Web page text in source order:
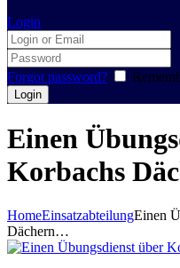
Login
Forgot password?
Einen
Korbachs
HomeEinsatzabteilungEinen
Dächern…